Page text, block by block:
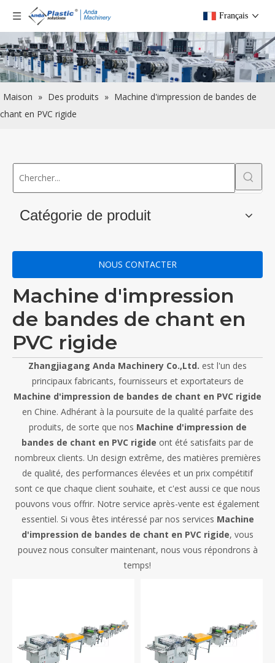
Français
Maison » Des produits » Machine d'impression de bandes de
chant en PVC rigide
Catégorie de produit
NOUS CONTACTER
Machine d'impression
de bandes de chant en
PVC rigide
Zhangjiagang Anda Machinery Co.,Ltd. est l'un des
principaux fabricants, fournisseurs et exportateurs de
Machine d'impression de bandes de chant en PVC rigide
en Chine. Adhérant à la poursuite de la qualité parfaite des
produits, de sorte que nos Machine d'impression de
bandes de chant en PVC rigide ont été satisfaits par de
nombreux clients. Un design extrême, des matières premières
de qualité, des performances élevées et un prix compétitif
sont ce que chaque client souhaite, et c'est aussi ce que nous
pouvons vous offrir. Notre service après-vente est également
essentiel. Si vous êtes intéressé par nos services Machine
d'impression de bandes de chant en PVC rigide, vous
pouvez nous consulter maintenant, nous vous répondrons à
temps!